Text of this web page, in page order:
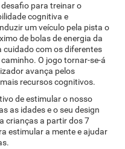
para treinar o
cognitiva e
um veículo pela pista o
de bolas de energia da
cuidado com os diferentes
O jogo tornar-se-á
avança pelos
recursos cognitivos.
de estimular o nosso
as idades e o seu design
crianças a partir dos 7
estimular a mente e ajudar